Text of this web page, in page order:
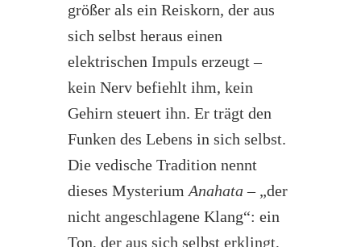
größer als ein Reiskorn, der aus
sich selbst heraus einen
elektrischen Impuls erzeugt –
kein Nerv befiehlt ihm, kein
Gehirn steuert ihn. Er trägt den
Funken des Lebens in sich selbst.
Die vedische Tradition nennt
dieses Mysterium Anahata– „der
nicht angeschlagene Klang“: ein
Ton, der aus sich selbst erklingt,